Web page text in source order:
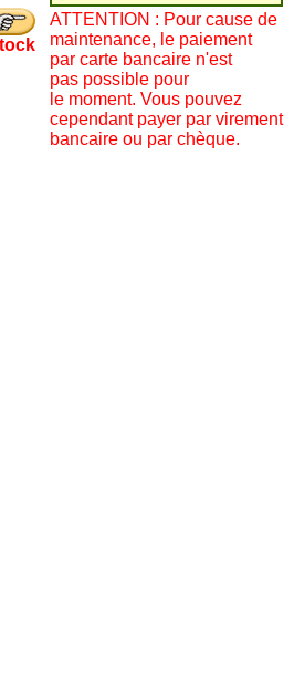
ATTENTION : Pour cause de
maintenance, le paiement
par carte bancaire n'est
pas possible pour
le moment. Vous pouvez
cependant payer par virement
bancaire ou par chèque.